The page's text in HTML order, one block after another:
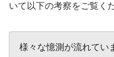
いて以下の考察をご覧く
様々な憶測が流れてい